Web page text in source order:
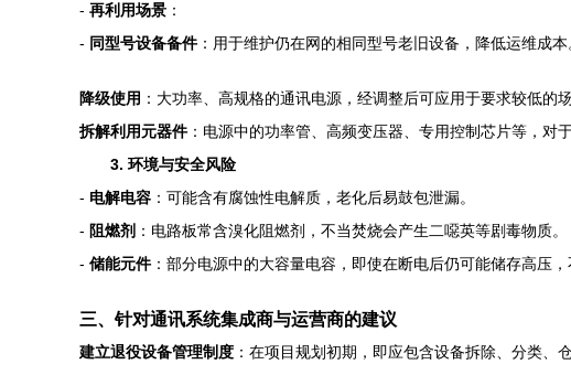
- 再利用场景 ：
- 同型号设备备件：用于维护仍在网的相同型号老旧设备，降低运维成本
降级使用 ：大功率、高规格的通讯电源，经调整后可应用于要求较低的
拆解利用元器件：电源中的功率管、高频变压器、专用控制芯片等，对
3. 环境与安全风险
- 电解电容 ：可能含有腐蚀性电解质，老化后易鼓包泄漏。
- 阻燃剂 ：电路板常含溴化阻燃剂，不当焚烧会产生二噁英等剧毒物质。
- 储能元件：部分电源中的大容量电容，即使在断电后仍可能储存高压，
三、针对通讯系统集成商与运营商的建议
建立退役设备管理制度 ：在项目规划初期，即应包含设备拆除、分类、